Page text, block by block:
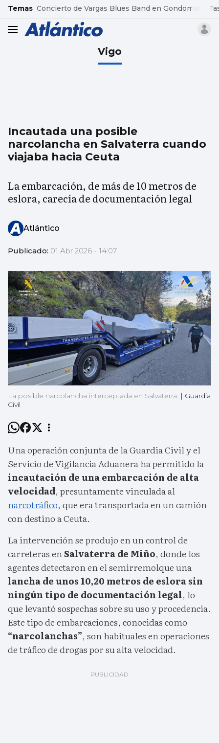
common.go-to-content
Temas Concierto de Vargas Blues Band en Gondomar
header.menu.open
Vigo
Incautada una posible
narcolancha en Salvaterra cuando
viajaba hacia Ceuta
La embarcación, de más de 10 metros de
eslora, carecía de documentación legal
Atlántico
Publicado: 01 Abr 2026 - 14:07
La posible narcolancha interceptada en Salvaterra. | Guardia
Civil
Una operación conjunta de la Guardia Civil y el
Servicio de Vigilancia Aduanera ha permitido la
incautación de una embarcación de alta
velocidad, presuntamente vinculada al
narcotráfico, que era transportada en un camión
con destino a Ceuta.
La intervención se produjo en un control de
carreteras enSalvaterra de Miño, donde los
agentes detectaron en el semirremolque una
lancha de unos 10,20 metros de eslora sin
ningún tipo de documentación legal, lo
que levantó sospechas sobre su uso y procedencia.
Este tipo de embarcaciones, conocidas como
“narcolanchas”, son habituales en operaciones
de tráfico de drogas por su alta velocidad.